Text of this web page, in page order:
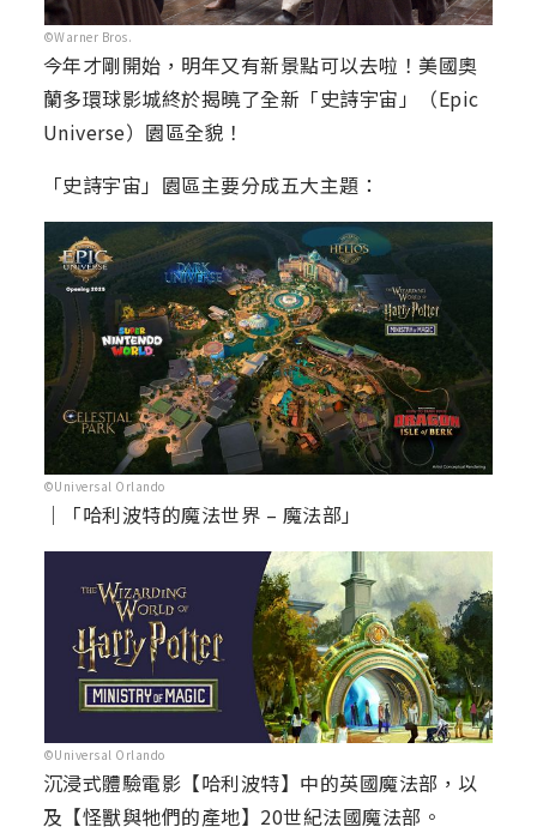
©Warner Bros.
今年才剛開始，明年又有新景點可以去啦！美國奧
蘭多環球影城終於揭曉了全新「史詩宇宙」（Epic
Universe）園區全貌！
「史詩宇宙」園區主要分成五大主題：
©Universal Orlando
｜「哈利波特的魔法世界 – 魔法部」
©Universal Orlando
沉浸式體驗電影【哈利波特】中的英國魔法部，以
及【怪獸與牠們的產地】20世紀法國魔法部。